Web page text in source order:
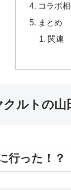
コラボ
まとめ
関連
クルトの山
行った！？